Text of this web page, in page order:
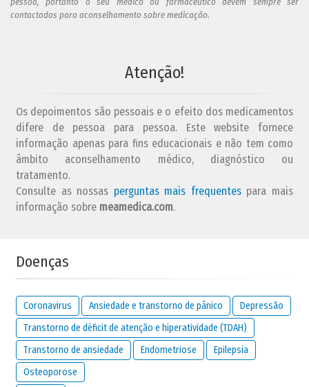
contactados para aconselhamento sobre medicação.
Atenção!
Os depoimentos são pessoais e o efeito dos medicamentos
difere de pessoa para pessoa. Este website fornece
informação apenas para fins educacionais e não tem como
âmbito aconselhamento médico, diagnóstico ou
tratamento.
Consulte as nossas perguntas mais frequentespara mais
informação sobre meamedica.com.
Doenças
Coronavirus Ansiedade e transtorno de pânico
Depressão
Transtorno de déficit de atenção e hiperatividade (TDAH)
Transtorno de ansiedade
Endometriose
Epilepsia
Osteoporose